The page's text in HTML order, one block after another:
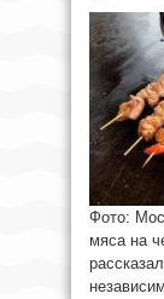
Фото:
мяса на